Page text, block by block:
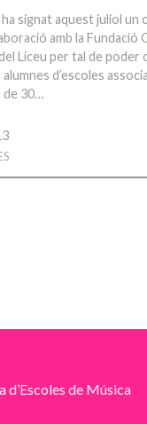
ha signat aquest juliol un
amb la Fundació
Liceu per tal de poder
d’escoles
de 30…
d’Escoles de Música